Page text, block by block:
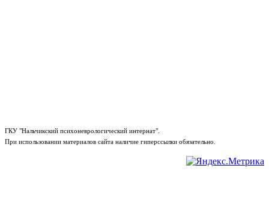
ГКУ "Нальчикский психоневрологический интернат".
При использовании материалов сайта наличие гиперссылки обязательно.